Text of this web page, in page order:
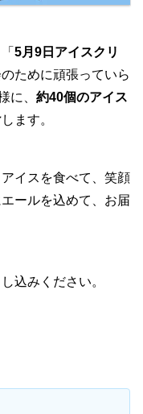
5月9日アイスクリ
ために頑張っていら
に、 約40個のアイス
します。
イスを食べて、笑顔
ールを込めて、お届
込みください。